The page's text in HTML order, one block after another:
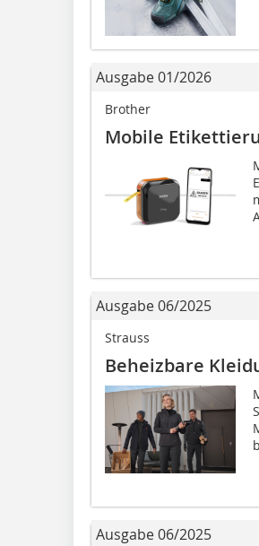
Ausgabe 01/2026
Brother
Mobile
Ausgabe 06/2025
Strauss
Beheizbare
Ausgabe 06/2025